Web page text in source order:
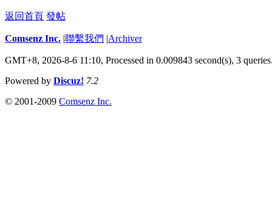
返回首頁 發帖
Comsenz Inc. |聯繫我們 |Archiver
GMT+8, 2026-8-6 11:10, Processed in 0.009843 second(s), 3 queries
Powered by Discuz! 7.2
© 2001-2009 Comsenz Inc.